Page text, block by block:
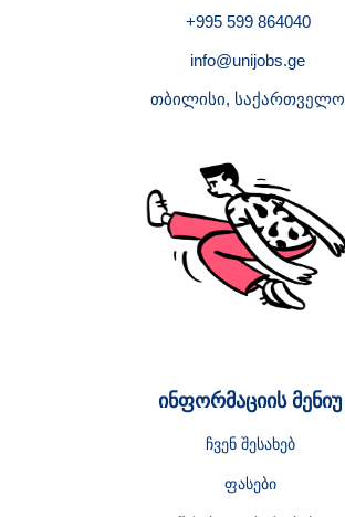
+995 599 864040
info@unijobs.ge
თბილისი, საქართველო
ინფორმაციის მენიუ
ჩვენ შესახებ
ფასები